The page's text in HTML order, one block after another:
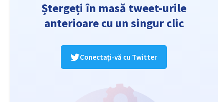
Ștergeți în masă tweet-urile
anterioare cu un singur clic
Conectați-vă cu Twitter